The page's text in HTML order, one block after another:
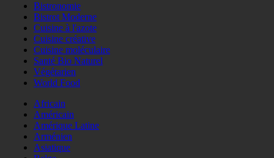
Bistronomie
Bistrot Moderne
Cuisine à l'azote
Cuisine créative
Cuisine moléculaire
Santé Bio Naturel
Végétarien
World Food
Africain
Américain
Amérique Latine
Arménien
Asiatique